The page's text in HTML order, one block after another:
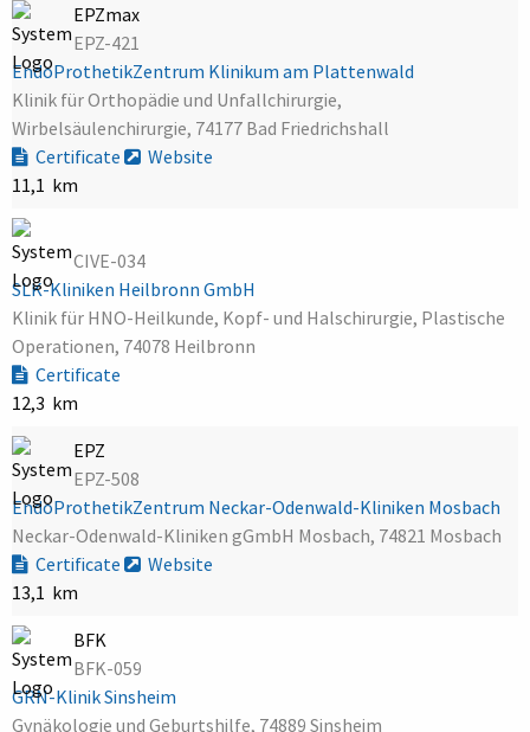
EPZmax
EPZ-421
EndoProthetikZentrum Klinikum am Plattenwald
Klinik für Orthopädie und Unfallchirurgie,
Wirbelsäulenchirurgie, 74177 Bad Friedrichshall
Certificate
Website
11,1 km
CIVE-034
SLK-Kliniken Heilbronn GmbH
Klinik für HNO-Heilkunde, Kopf- und Halschirurgie, Plastische
Operationen, 74078 Heilbronn
Certificate
12,3 km
EPZ
EPZ-508
EndoProthetikZentrum Neckar-Odenwald-Kliniken Mosbach
Neckar-Odenwald-Kliniken gGmbH Mosbach, 74821 Mosbach
Certificate
Website
13,1 km
BFK
BFK-059
GRN-Klinik Sinsheim
Gynäkologie und Geburtshilfe, 74889 Sinsheim